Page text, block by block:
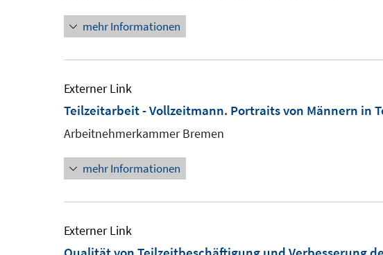
mehr Informationen
Externer Link
Teilzeitarbeit - Vollzeitmann. Portraits von Männern in
Arbeitnehmerkammer Bremen
mehr Informationen
Externer Link